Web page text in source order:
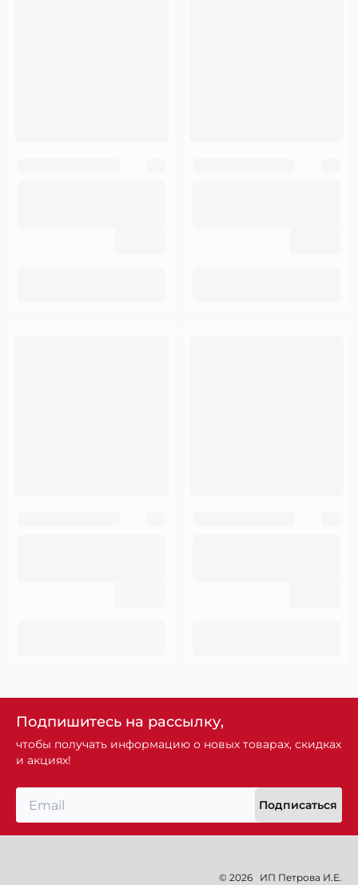
Подпишитесь на рассылку,
чтобы получать информацию о новых товарах, скидках
и акциях!
Подписаться
© 2026 ИП Петрова И.Е.